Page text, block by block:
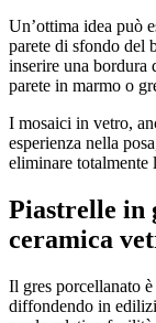
Un’ottima idea può
parete di sfondo del
inserire una bordura
parete in marmo o
I mosaici in vetro,
esperienza nella
eliminare totalmente
Piastrelle in
ceramica
Il gres porcellanato
diffondendo in